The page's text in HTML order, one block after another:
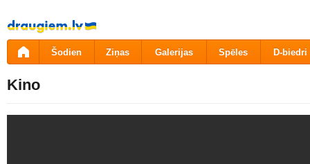
Pāriet
uz
saturu
Šodien Ziņas Galerijas Spēles D-biedri
Kino